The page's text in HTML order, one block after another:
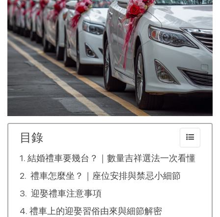
目錄
結婚禮車要幾台？｜數量吉祥選法一次看懂
禮車怎麼坐？｜座位安排與禁忌小細節
迎娶禮車注意事項
禮車上的迎娶習俗由來與細節解密